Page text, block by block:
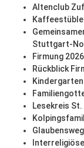
Altenclub
Stuttgart-
Firmung 2026
Rückblick
Lesekreis